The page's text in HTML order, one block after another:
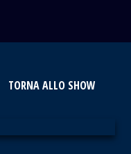
TORNA ALLO SHOW